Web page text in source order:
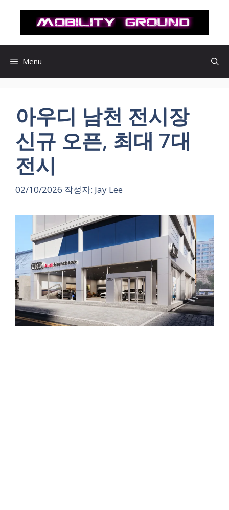
로
Menu
아우디 남천 전시장
신규 오픈, 최대 7대
전시
02/10/2026 작성자: Jay Lee